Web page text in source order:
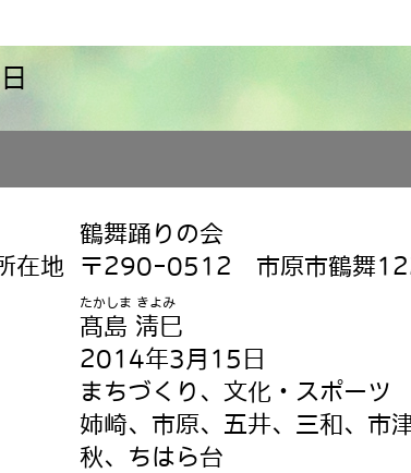
鶴舞踊りの会
在地
〒290-0512 市原市鶴舞
たかしま きよみ
髙島 淸巳
2014年3月15日
まちづくり、文化・スポーツ
姉崎、市原、五井、三和、市
秋、ちはら台